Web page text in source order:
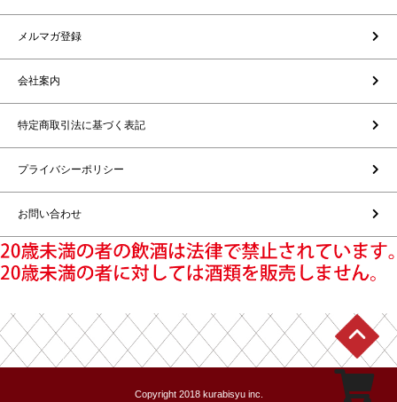
メルマガ登録
会社案内
特定商取引法に基づく表記
プライバシーポリシー
お問い合わせ
Copyright 2018 kurabisyu inc.